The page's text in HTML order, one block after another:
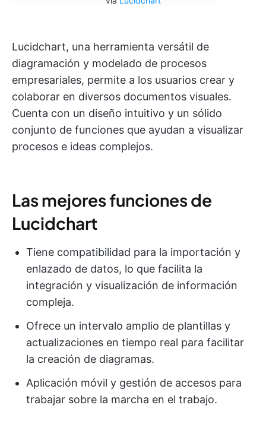
Lucidchart, una herramienta versátil de
diagramación y modelado de procesos
empresariales, permite a los usuarios crear y
colaborar en diversos documentos visuales.
Cuenta con un diseño intuitivo y un sólido
conjunto de funciones que ayudan a visualizar
procesos e ideas complejos.
Las mejores funciones de
Lucidchart
Tiene compatibilidad para la importación y
enlazado de datos, lo que facilita la
integración y visualización de información
compleja.
Ofrece un intervalo amplio de plantillas y
actualizaciones en tiempo real para facilitar
la creación de diagramas.
Aplicación móvil y gestión de accesos para
trabajar sobre la marcha en el trabajo.